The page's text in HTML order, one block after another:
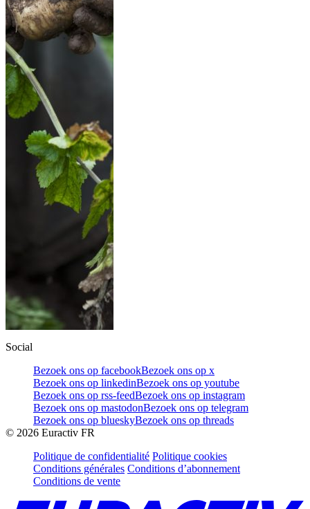
Social
Bezoek ons op facebookBezoek ons op x
Bezoek ons op linkedinBezoek ons op youtube
Bezoek ons op rss-feedBezoek ons op instagram
Bezoek ons op mastodonBezoek ons op telegram
Bezoek ons op blueskyBezoek ons op threads
© 2026 Euractiv FR
Politique de confidentialité Politique cookies
Conditions générales Conditions d’abonnement
Conditions de vente